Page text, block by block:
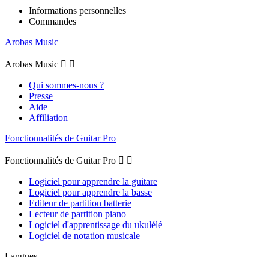
Informations personnelles
Commandes
Arobas Music
Arobas Music  
Qui sommes-nous ?
Presse
Aide
Affiliation
Fonctionnalités de Guitar Pro
Fonctionnalités de Guitar Pro  
Logiciel pour apprendre la guitare
Logiciel pour apprendre la basse
Editeur de partition batterie
Lecteur de partition piano
Logiciel d'apprentissage du ukulélé
Logiciel de notation musicale